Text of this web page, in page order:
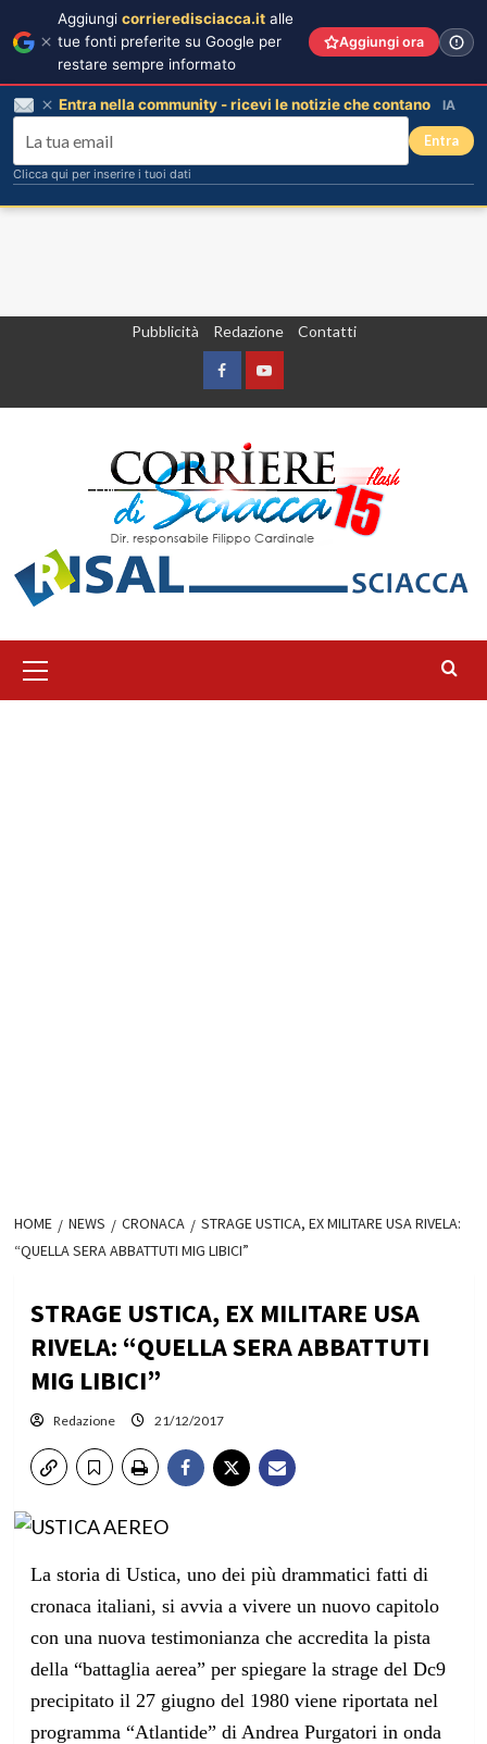
Pubblicità Redazione Contatti
FacebookYountube
principale
HOME NEWS CRONACA
STRAGE USTICA, EX MILITARE USA RIVELA:
“QUELLA SERA ABBATTUTI MIG LIBICI”
STRAGE USTICA, EX MILITARE USA
RIVELA: “QUELLA SERA ABBATTUTI
MIG LIBICI”
Redazione 21/12/2017
La storia di Ustica, uno dei più drammatici fatti di
cronaca italiani, si avvia a vivere un nuovo capitolo
con una nuova testimonianza che accredita la pista
della “battaglia aerea” per spiegare la strage del Dc9
precipitato il 27 giugno del 1980 viene riportata nel
programma “Atlantide” di Andrea Purgatori in onda
Aggiungi corrieredisciacca.it alle
tue fonti preferite su Google per
restare sempre informato
Aggiungi ora
Entra nella community - ricevi le notizie che contano IA
Entra
Clicca qui per inserire i tuoi dati